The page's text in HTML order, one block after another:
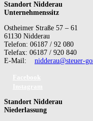
Standort Nidderau
Unternehmenssitz
Ostheimer Straße 57 – 61
61130 Nidderau
Telefon: 06187 / 92 080
Telefax: 06187 / 920 840
E-Mail: nidderau@steuer-
Standort Nidderau
Niederlassung